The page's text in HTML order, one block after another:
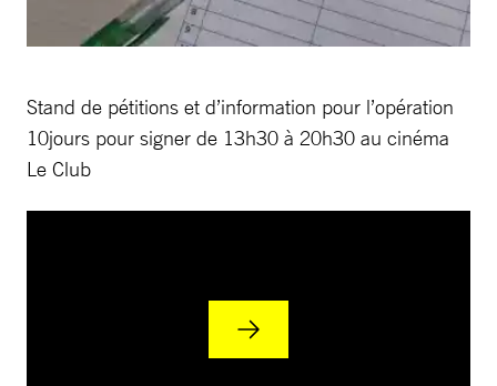
Stand de pétitions et d’information pour l’opération
10jours pour signer de 13h30 à 20h30 au cinéma
Le Club